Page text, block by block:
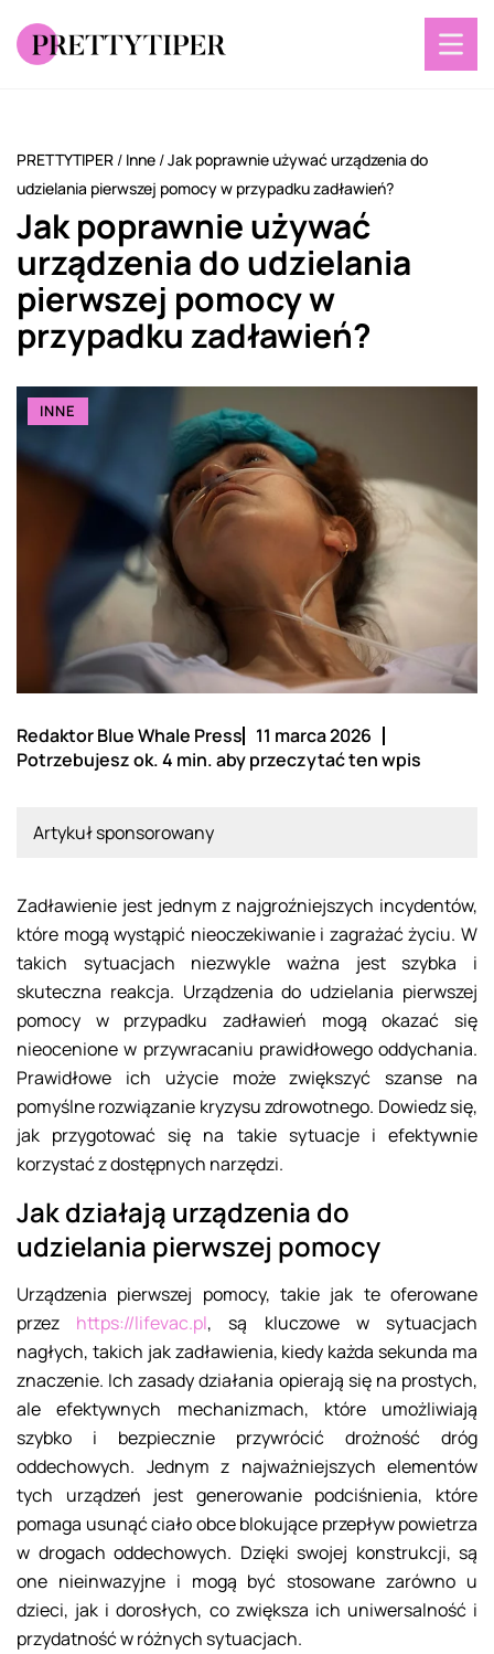
PRETTYTIPER / Inne /Jak poprawnie używać urządzenia do
udzielania pierwszej pomocy w przypadku zadławień?
Jak poprawnie używać
urządzenia do udzielania
pierwszej pomocy w
przypadku zadławień?
INNE
Redaktor Blue Whale Press
11 marca 2026
Potrzebujesz ok. 4 min. aby przeczytać ten wpis
Artykuł sponsorowany
Zadławienie jest jednym z najgroźniejszych incydentów,
które mogą wystąpić nieoczekiwanie i zagrażać życiu. W
takich sytuacjach niezwykle ważna jest szybka i
skuteczna reakcja. Urządzenia do udzielania pierwszej
pomocy w przypadku zadławień mogą okazać się
nieocenione w przywracaniu prawidłowego oddychania.
Prawidłowe ich użycie może zwiększyć szanse na
pomyślne rozwiązanie kryzysu zdrowotnego. Dowiedz się,
jak przygotować się na takie sytuacje i efektywnie
korzystać z dostępnych narzędzi.
Jak działają urządzenia do
udzielania pierwszej pomocy
Urządzenia pierwszej pomocy, takie jak te oferowane
przez https://lifevac.pl, są kluczowe w sytuacjach
nagłych, takich jak zadławienia, kiedy każda sekunda ma
znaczenie. Ich zasady działania opierają się na prostych,
ale efektywnych mechanizmach, które umożliwiają
szybko i bezpiecznie przywrócić drożność dróg
oddechowych. Jednym z najważniejszych elementów
tych urządzeń jest generowanie podciśnienia, które
pomaga usunąć ciało obce blokujące przepływ powietrza
w drogach oddechowych. Dzięki swojej konstrukcji, są
one nieinwazyjne i mogą być stosowane zarówno u
dzieci, jak i dorosłych, co zwiększa ich uniwersalność i
przydatność w różnych sytuacjach.